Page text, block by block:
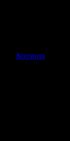
Корзина